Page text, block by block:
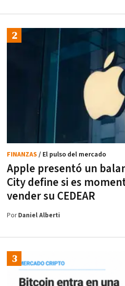
Apple presentó un
City define si es
vender su CEDEAR
FINANZAS / El pulso del mercado
PorDaniel Alberti